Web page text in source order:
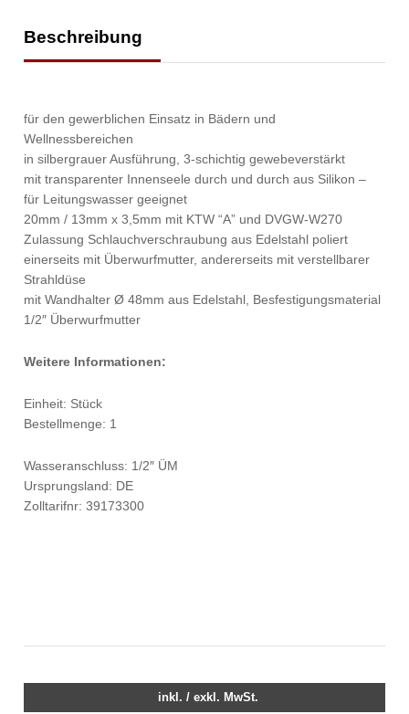
Beschreibung
für den gewerblichen Einsatz in Bädern und
Wellnessbereichen
in silbergrauer Ausführung, 3-schichtig gewebeverstärkt
mit transparenter Innenseele durch und durch aus Silikon –
für Leitungswasser geeignet
20mm / 13mm x 3,5mm mit KTW “A” und DVGW-W270
Zulassung Schlauchverschraubung aus Edelstahl poliert
einerseits mit Überwurfmutter, andererseits mit verstellbarer
Strahldüse
mit Wandhalter Ø 48mm aus Edelstahl, Besfestigungsmaterial
1/2″ Überwurfmutter
Weitere Informationen:
Einheit: Stück
Bestellmenge: 1
Wasseranschluss: 1/2″ ÜM
Ursprungsland: DE
Zolltarifnr: 39173300
inkl. / exkl. MwSt.